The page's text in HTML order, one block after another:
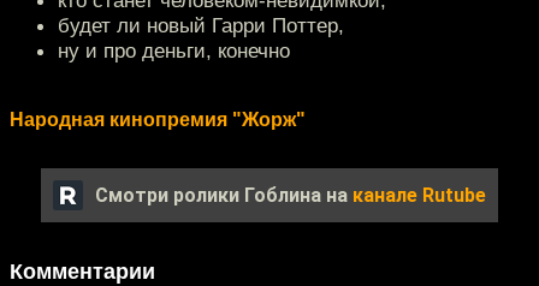
будет ли новый Гарри Поттер,
ну и про деньги, конечно
Народная кинопремия "Жорж"
Смотри ролики Гоблина на канале Rutube
Комментарии